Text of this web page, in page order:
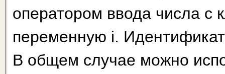
оператором ввода числа с
переменную i.
В общем случае можно